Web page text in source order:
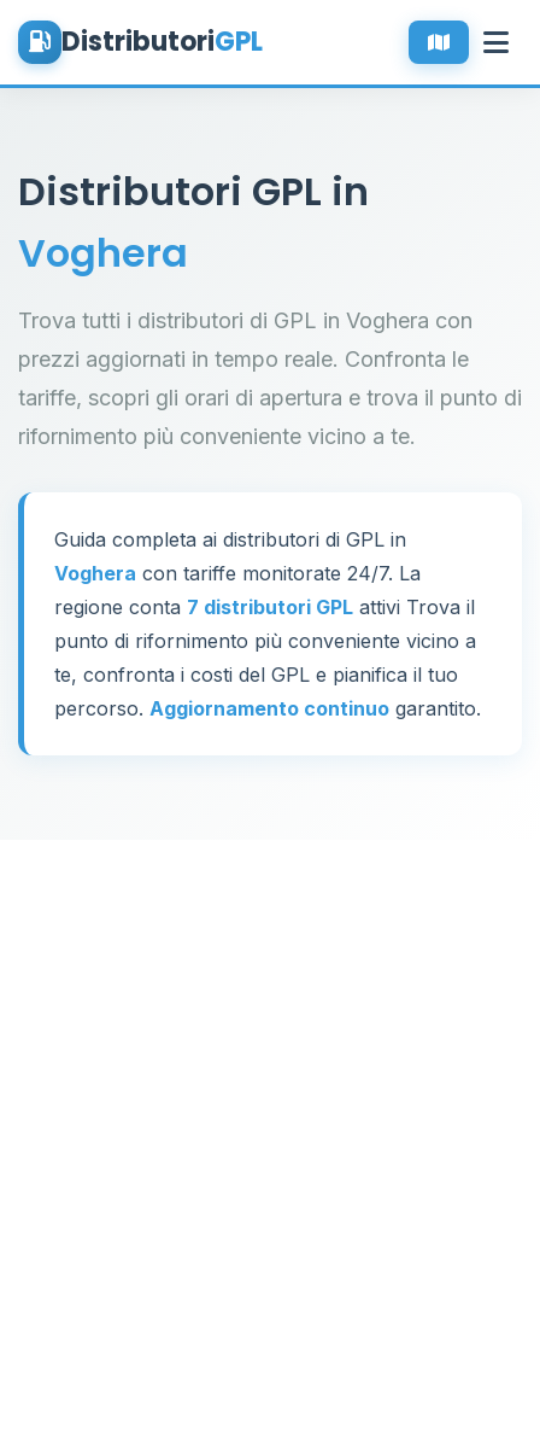
DistributoriGPL
Distributori GPL in
Voghera
Trova tutti i distributori di GPL in Voghera con
prezzi aggiornati in tempo reale. Confronta le
tariffe, scopri gli orari di apertura e trova il punto di
rifornimento più conveniente vicino a te.
Guida completa ai distributori di GPL in
Voghera con tariffe monitorate 24/7. La
regione conta 7 distributori GPL attivi Trova il
punto di rifornimento più conveniente vicino a
te, confronta i costi del GPL e pianifica il tuo
percorso. Aggiornamento continuo garantito.